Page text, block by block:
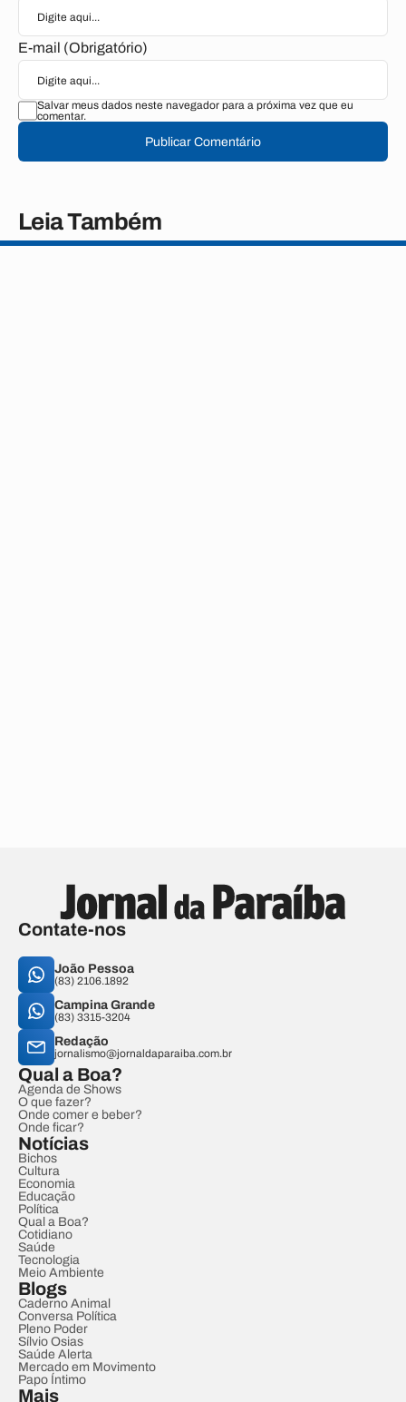
E-mail (Obrigatório)
Salvar meus dados neste navegador para a próxima vez que eu
comentar.
Publicar Comentário
Leia Também
Contate-nos
João Pessoa
(83) 2106.1892
Campina Grande
(83) 3315-3204
Redação
jornalismo@jornaldaparaiba.com.br
Qual a Boa?
Agenda de Shows
O que fazer?
Onde comer e beber?
Onde ficar?
Notícias
Bichos
Cultura
Economia
Educação
Política
Qual a Boa?
Cotidiano
Saúde
Tecnologia
Meio Ambiente
Blogs
Caderno Animal
Conversa Política
Pleno Poder
Sílvio Osias
Saúde Alerta
Mercado em Movimento
Papo Íntimo
Mais